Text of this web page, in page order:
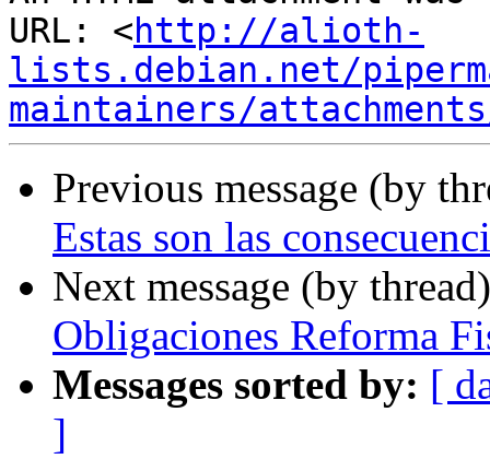
URL: <http://alioth-
lists.debian.net/
maintainers/
Previous message (by
Estas son las
Next message (by
Obligaciones Reforma
Messages sorted by: [
]